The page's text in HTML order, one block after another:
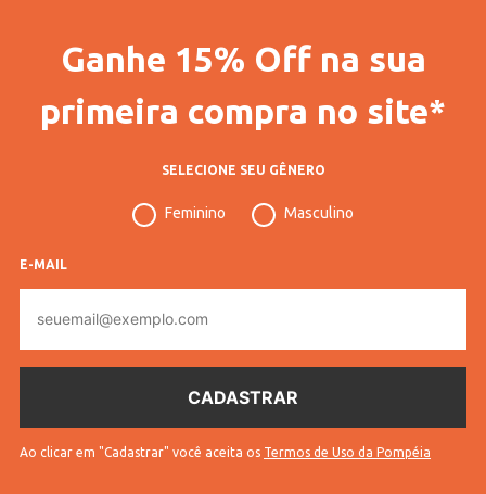
Ganhe 15% Off na sua
primeira compra no site*
SELECIONE SEU GÊNERO
Feminino Masculino
E-MAIL
mail
Ao clicar em "Cadastrar" você aceita os Termos de Uso da Pompéia